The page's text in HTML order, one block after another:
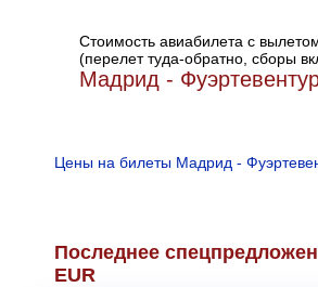
Стоимость авиабилета с
(перелет туда-обратно, сборы
Мадрид -
Цены на билеты Мадрид -
Последнее
EUR